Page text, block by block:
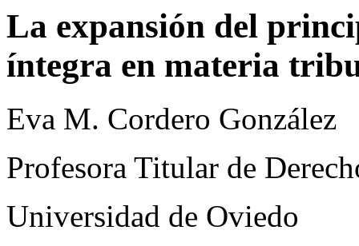
La expansión del
íntegra en materia
Eva M. Cordero González
Profesora Titular de
Universidad de Oviedo